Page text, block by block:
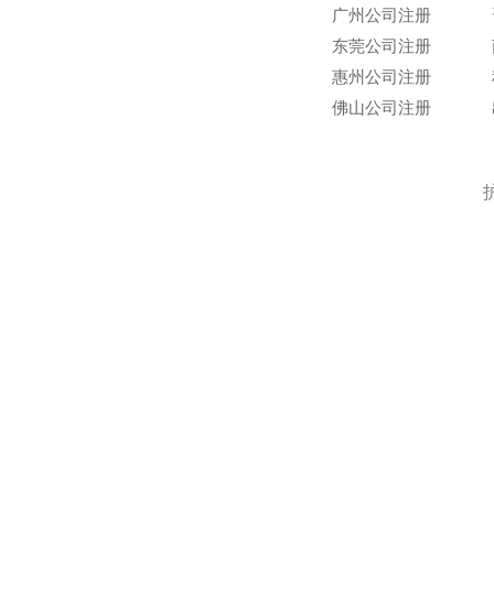
广州公司注册
东莞公司注册
惠州公司注册
佛山公司注册